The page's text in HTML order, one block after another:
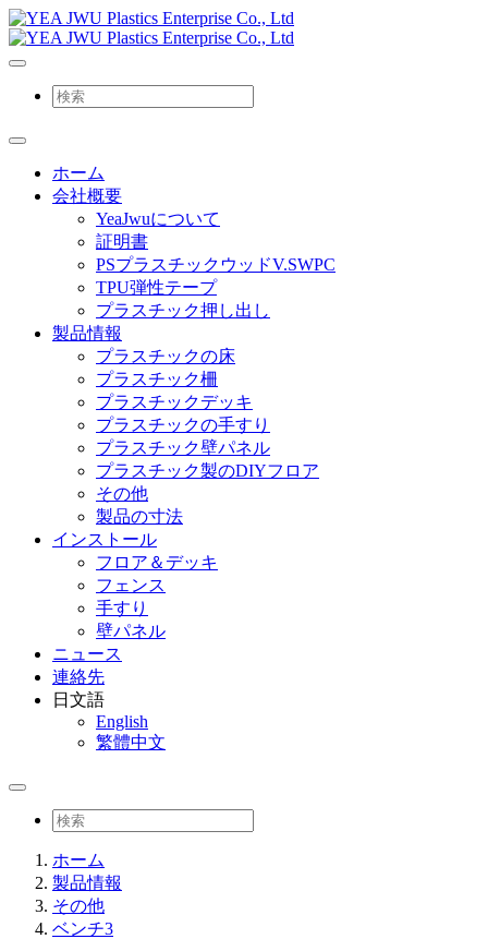
ホーム
会社概要
YeaJwuについて
証明書
PSプラスチックウッドV.SWPC
TPU弾性テープ
プラスチック押し出し
製品情報
プラスチックの床
プラスチック柵
プラスチックデッキ
プラスチックの手すり
プラスチック壁パネル
プラスチック製のDIYフロア
その他
製品の寸法
インストール
フロア＆デッキ
フェンス
手すり
壁パネル
ニュース
連絡先
日文語
English
繁體中文
ホーム
製品情報
その他
ベンチ3